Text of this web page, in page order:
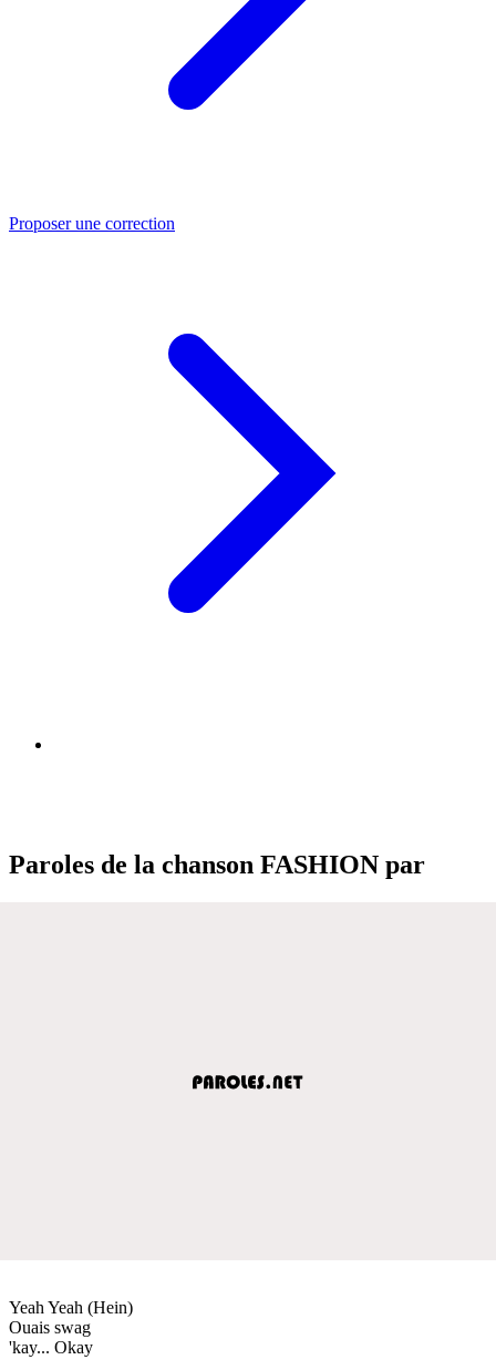
Proposer une correction
Paroles de la chanson FASHION par
Yeah Yeah (Hein)
Ouais swag
'kay... Okay